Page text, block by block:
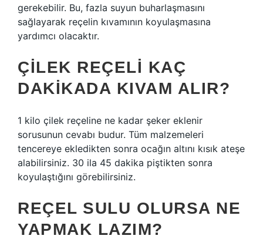
gerekebilir. Bu, fazla suyun buharlaşmasını
sağlayarak reçelin kıvamının koyulaşmasına
yardımcı olacaktır.
ÇILEK REÇELI KAÇ
DAKIKADA KIVAM ALIR?
1 kilo çilek reçeline ne kadar şeker eklenir
sorusunun cevabı budur. Tüm malzemeleri
tencereye ekledikten sonra ocağın altını kısık ateşe
alabilirsiniz. 30 ila 45 dakika piştikten sonra
koyulaştığını görebilirsiniz.
REÇEL SULU OLURSA NE
YAPMAK LAZIM?